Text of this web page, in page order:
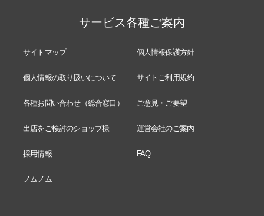
サービス各種ご案内
サイトマップ 個人情報保護方針
個人情報の取り扱いについて サイトご利用規約
各種お問い合わせ（総合窓口） ご意見・ご要望
出店をご検討のショップ様 運営会社のご案内
採用情報 FAQ
ノムノム